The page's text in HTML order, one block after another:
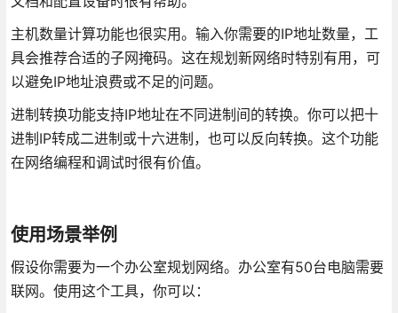
主机数量计算功能也很实用。输入你需要的IP地址数量，工
具会推荐合适的子网掩码。这在规划新网络时特别有用，可
以避免IP地址浪费或不足的问题。
进制转换功能支持IP地址在不同进制间的转换。你可以把十
进制IP转成二进制或十六进制，也可以反向转换。这个功能
在网络编程和调试时很有价值。
使用场景举例
假设你需要为一个办公室规划网络。办公室有50台电脑需要
联网。使用这个工具，你可以：